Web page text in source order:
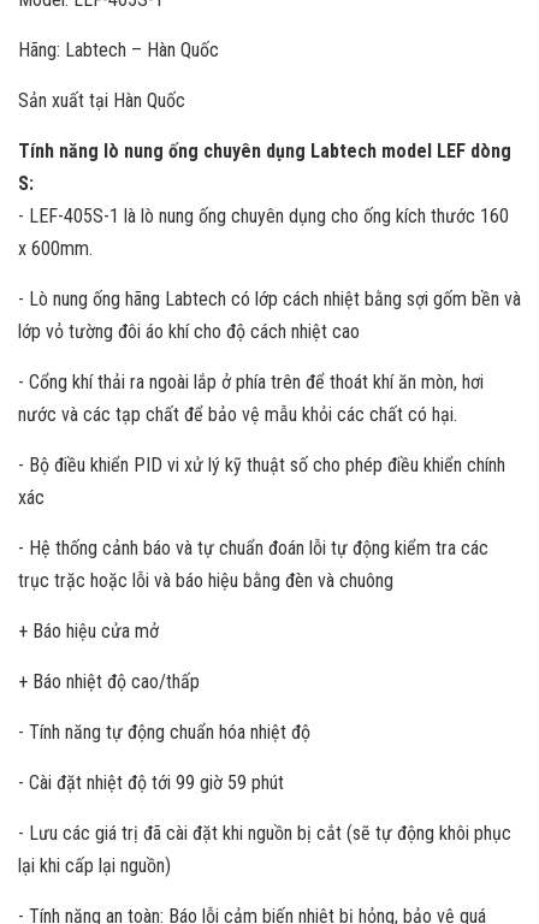
Hãng: Labtech – Hàn Quốc
Sản xuất tại Hàn Quốc
Tính năng lò nung ống chuyên dụng Labtech model LEF dòng
S:
- LEF-405S-1 là lò nung ống chuyên dụng cho ống kích thước 160
x 600mm.
- Lò nung ống hãng Labtech có lớp cách nhiệt bằng sợi gốm bền và
lớp vỏ tường đôi áo khí cho độ cách nhiệt cao
- Cổng khí thải ra ngoài lắp ở phía trên để thoát khí ăn mòn, hơi
nước và các tạp chất để bảo vệ mẫu khỏi các chất có hại.
- Bộ điều khiển PID vi xử lý kỹ thuật số cho phép điều khiển chính
xác
- Hệ thống cảnh báo và tự chuẩn đoán lỗi tự động kiểm tra các
trục trặc hoặc lỗi và báo hiệu bằng đèn và chuông
+ Báo hiệu cửa mở
+ Báo nhiệt độ cao/thấp
- Tính năng tự động chuẩn hóa nhiệt độ
- Cài đặt nhiệt độ tới 99 giờ 59 phút
- Lưu các giá trị đã cài đặt khi nguồn bị cắt (sẽ tự động khôi phục
lại khi cấp lại nguồn)
- Tính năng an toàn: Báo lỗi cảm biến nhiệt bị hỏng, bảo vệ quá